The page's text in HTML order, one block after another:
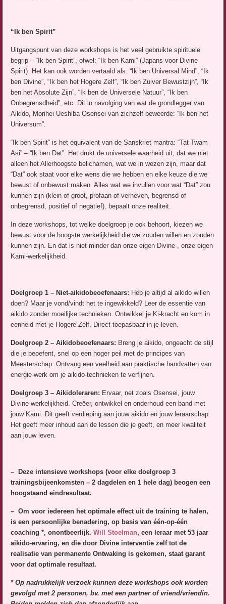
“Ik ben Spirit”
Uitgangspunt van deze workshops is het veel gebruikte spirituele
begrip – “Ik ben Spirit”, ofwel: “Ik ben Kami” (Japans voor Divine
Spirit). Het kan ook worden vertaald als: “Ik ben Universal Mind”, “Ik
ben Divine”, “Ik ben het Hogere Zelf”, “Ik ben Zuiver Bewustzijn”, “Ik
ben het Absolute Zijn”, “Ik ben de Universele Natuur”, “Ik ben
Onbegrensdheid”, etc. Dit in navolging van wat de grondlegger van
Aikido, Morihei Ueshiba Osensei van zichzelf beweerde: “Ik ben het
Universum”.
“Ik ben Spirit” is het equivalent van de Sanskriet mantra: “Tat Twam
Asi” – “Ik ben Dat”. Het drukt de universele waarheid uit, dat we niet
alleen het Allerhoogste belichamen, wat we in wezen zijn, maar dat
“Dat” ook staat voor elke wens die we hebben en elke keuze die we
bewust of onbewust maken. Alles wat we invullen voor wat “Dat” zou
kunnen zijn (klein of groot, profaan of verheven, begrensd of
onbegrensd, positief of negatief), bepaalt onze realiteit.
In deze workshops, tot welke doelgroep je ook behoort, kiezen we
bewust voor de hoogste werkelijkheid die we zouden willen en zouden
kunnen zijn. En dat is niet minder dan onze eigen Divine-, onze eigen
Kami-werkelijkheid.
Doelgroep 1 – Niet-aikidobeoefenaars: Heb je altijd al aikido willen
doen? Maar je vond/vindt het te ingewikkeld? Leer de essentie van
aikido zonder moeilijke technieken. Ontwikkel je Ki-kracht en kom in
eenheid met je Hogere Zelf. Direct toepasbaar in je leven.
Doelgroep 2 – Aikidobeoefenaars: Breng je aikido, ongeacht de stijl
die je beoefent, snel op een hoger peil met de principes van
Meesterschap. Ontvang een veelheid aan praktische handvatten van
energie-werk om je aikido-technieken te verfijnen.
Doelgroep 3 – Aikidoleraren: Ervaar, net zoals Osensei, jouw
Divine-werkelijkheid. Creëer, ontwikkel en onderhoud een band met
jouw Kami. Dit geeft verdieping aan jouw aikido en jouw leraarschap.
Het geeft meer inhoud aan de lessen die je geeft, en meer kwaliteit
aan jouw leven.
– Deze intensieve workshops (voor elke doelgroep 3
trainingsbijeenkomsten – 2 dagdelen en 1 hele dag) beogen een
hoogstaand eindresultaat.
– Om voor iedereen het optimale effect uit de training te halen,
is een persoonlijke benadering, op basis van één-op-één
coaching *, onontbeerlijk.Will Stoelman, een leraar met 53 jaar
aikido-ervaring, en die door Divine interventie zelf tot de
realisatie van permanente Ontwaking is gekomen, staat garant
voor dat optimale resultaat.
* Op nadrukkelijk verzoek kunnen deze workshops ook worden
gevolgd met 2 personen, bv. met een partner of vriend/vriendin.